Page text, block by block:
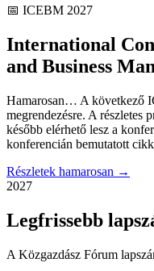
📅 ICEBM 2027
International
and Business
Hamarosan… A következő
megrendezésre. A részletes
később elérhető lesz a
konferencián bemutatott
Részletek hamarosan →
2027
Legfrissebb
A Közgazdász Fórum